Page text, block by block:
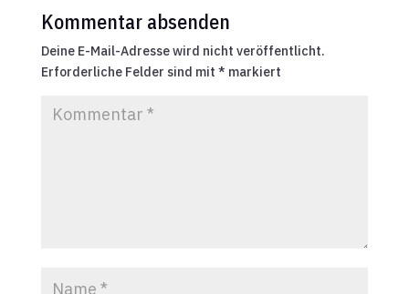
Kommentar absenden
Deine E-Mail-Adresse wird nicht veröffentlicht.
Erforderliche Felder sind mit * markiert